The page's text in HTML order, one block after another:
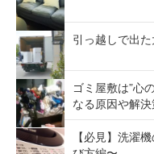
引っ越しで出
ゴミ屋敷は”心
なる原因や解
【必見】洗濯